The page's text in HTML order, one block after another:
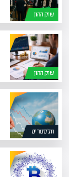
שוק ההון
שוק ההון
וולסטריט